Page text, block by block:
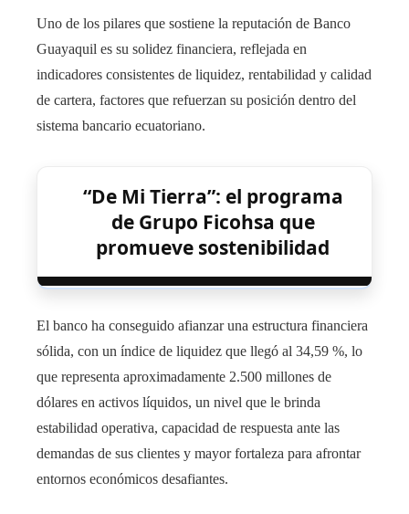
Uno de los pilares que sostiene la reputación de Banco
Guayaquil es su solidez financiera, reflejada en
indicadores consistentes de liquidez, rentabilidad y calidad
de cartera, factores que refuerzan su posición dentro del
sistema bancario ecuatoriano.
“De Mi Tierra”: el programa
de Grupo Ficohsa que
promueve sostenibilidad
El banco ha conseguido afianzar una estructura financiera
sólida, con un índice de liquidez que llegó al 34,59 %, lo
que representa aproximadamente 2.500 millones de
dólares en activos líquidos, un nivel que le brinda
estabilidad operativa, capacidad de respuesta ante las
demandas de sus clientes y mayor fortaleza para afrontar
entornos económicos desafiantes.